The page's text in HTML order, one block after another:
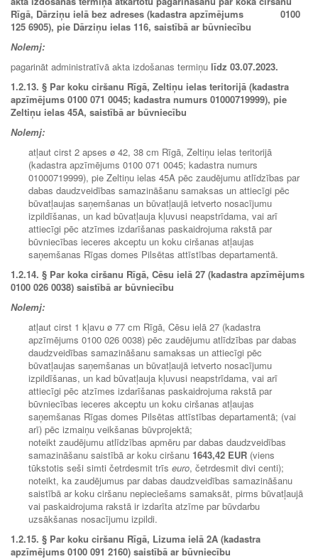
Rīgā, Dārziņu ielā bez adreses (kadastra apzīmējums 0100
125 6905), pie Dārziņu ielas 116, saistībā ar būvniecību
Nolemj:
pagarināt administratīvā akta izdošanas termiņu līdz 03.07.2023.
1.2.13. § Par koku ciršanu Rīgā, Zeltiņu ielas teritorijā (kadastra
apzīmējums 0100 071 0045; kadastra numurs 01000719999), pie
Zeltiņu ielas 45A, saistībā ar būvniecību
Nolemj:
atļaut cirst 2 apses ø 42, 38 cm Rīgā, Zeltiņu ielas teritorijā
(kadastra apzīmējums 0100 071 0045; kadastra numurs
01000719999), pie Zeltiņu ielas 45A pēc zaudējumu atlīdzības par
dabas daudzveidības samazināšanu samaksas un attiecīgi pēc
būvatļaujas saņemšanas un būvatļaujā ietverto nosacījumu
izpildīšanas, un kad būvatļauja kļuvusi neapstrīdama, vai arī
attiecīgi pēc atzīmes izdarīšanas paskaidrojuma rakstā par
būvniecības ieceres akceptu un koku ciršanas atļaujas
saņemšanas Rīgas domes Pilsētas attīstības departamentā.
1.2.14. § Par koka ciršanu Rīgā, Cēsu ielā 27 (kadastra apzīmējums
0100 026 0038) saistībā ar būvniecību
Nolemj:
atļaut cirst 1 kļavu ø 77 cm Rīgā, Cēsu ielā 27 (kadastra
apzīmējums 0100 026 0038) pēc zaudējumu atlīdzības par dabas
daudzveidības samazināšanu samaksas un attiecīgi pēc
būvatļaujas saņemšanas un būvatļaujā ietverto nosacījumu
izpildīšanas, un kad būvatļauja kļuvusi neapstrīdama, vai arī
attiecīgi pēc atzīmes izdarīšanas paskaidrojuma rakstā par
būvniecības ieceres akceptu un koku ciršanas atļaujas
saņemšanas Rīgas domes Pilsētas attīstības departamentā; (vai
arī) pēc izmaiņu veikšanas būvprojektā;
noteikt zaudējumu atlīdzības apmēru par dabas daudzveidības
samazināšanu saistībā ar koku ciršanu 1643,42 EUR (viens
tūkstotis seši simti četrdesmit trīs euro, četrdesmit divi centi);
noteikt, ka zaudējumus par dabas daudzveidības samazināšanu
saistībā ar koku ciršanu nepieciešams samaksāt, pirms būvatļaujā
vai paskaidrojuma rakstā ir izdarīta atzīme par būvdarbu
uzsākšanas nosacījumu izpildi.
1.2.15. § Par koku ciršanu Rīgā, Lizuma ielā 2A (kadastra
apzīmējums 0100 091 2160) saistībā ar būvniecību